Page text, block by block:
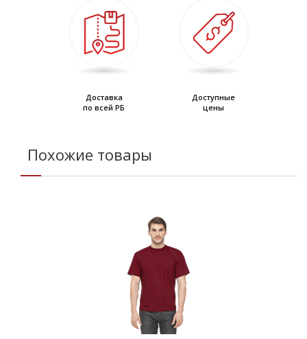
Доставка
по всей РБ
Доступные
цены
Похожие товары